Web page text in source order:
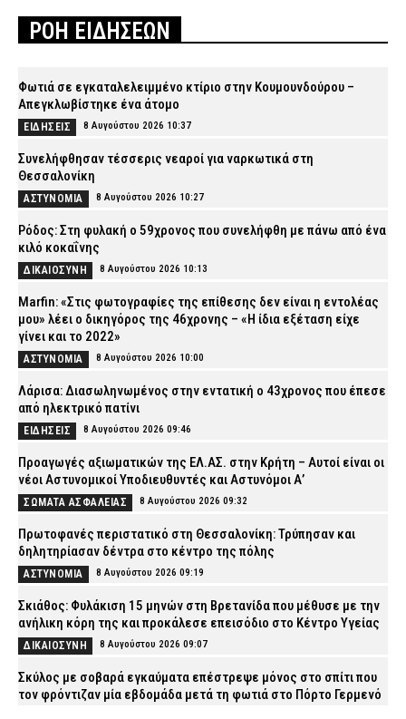
ΡΟΗ ΕΙΔΗΣΕΩΝ
Φωτιά σε εγκαταλελειμμένο κτίριο στην Κουμουνδούρου –
Απεγκλωβίστηκε ένα άτομο
ΕΙΔΗΣΕΙΣ 8 Αυγούστου 2026 10:37
Συνελήφθησαν τέσσερις νεαροί για ναρκωτικά στη
Θεσσαλονίκη
ΑΣΤΥΝΟΜΙΑ 8 Αυγούστου 2026 10:27
Ρόδος: Στη φυλακή ο 59χρονος που συνελήφθη με πάνω από ένα
κιλό κοκαΐνης
ΔΙΚΑΙΟΣΥΝΗ 8 Αυγούστου 2026 10:13
Marfin: «Στις φωτογραφίες της επίθεσης δεν είναι η εντολέας
μου» λέει ο δικηγόρος της 46χρονης – «Η ίδια εξέταση είχε
γίνει και το 2022»
ΑΣΤΥΝΟΜΙΑ 8 Αυγούστου 2026 10:00
Λάρισα: Διασωληνωμένος στην εντατική ο 43χρονος που έπεσε
από ηλεκτρικό πατίνι
ΕΙΔΗΣΕΙΣ 8 Αυγούστου 2026 09:46
Προαγωγές αξιωματικών της ΕΛ.ΑΣ. στην Κρήτη – Αυτοί είναι οι
νέοι Αστυνομικοί Υποδιευθυντές και Αστυνόμοι Α’
ΣΩΜΑΤΑ ΑΣΦΑΛΕΙΑΣ 8 Αυγούστου 2026 09:32
Πρωτοφανές περιστατικό στη Θεσσαλονίκη: Τρύπησαν και
δηλητηρίασαν δέντρα στο κέντρο της πόλης
ΑΣΤΥΝΟΜΙΑ 8 Αυγούστου 2026 09:19
Σκιάθος: Φυλάκιση 15 μηνών στη Βρετανίδα που μέθυσε με την
ανήλικη κόρη της και προκάλεσε επεισόδιο στο Κέντρο Υγείας
ΔΙΚΑΙΟΣΥΝΗ 8 Αυγούστου 2026 09:07
Σκύλος με σοβαρά εγκαύματα επέστρεψε μόνος στο σπίτι που
τον φρόντιζαν μία εβδομάδα μετά τη φωτιά στο Πόρτο Γερμενό